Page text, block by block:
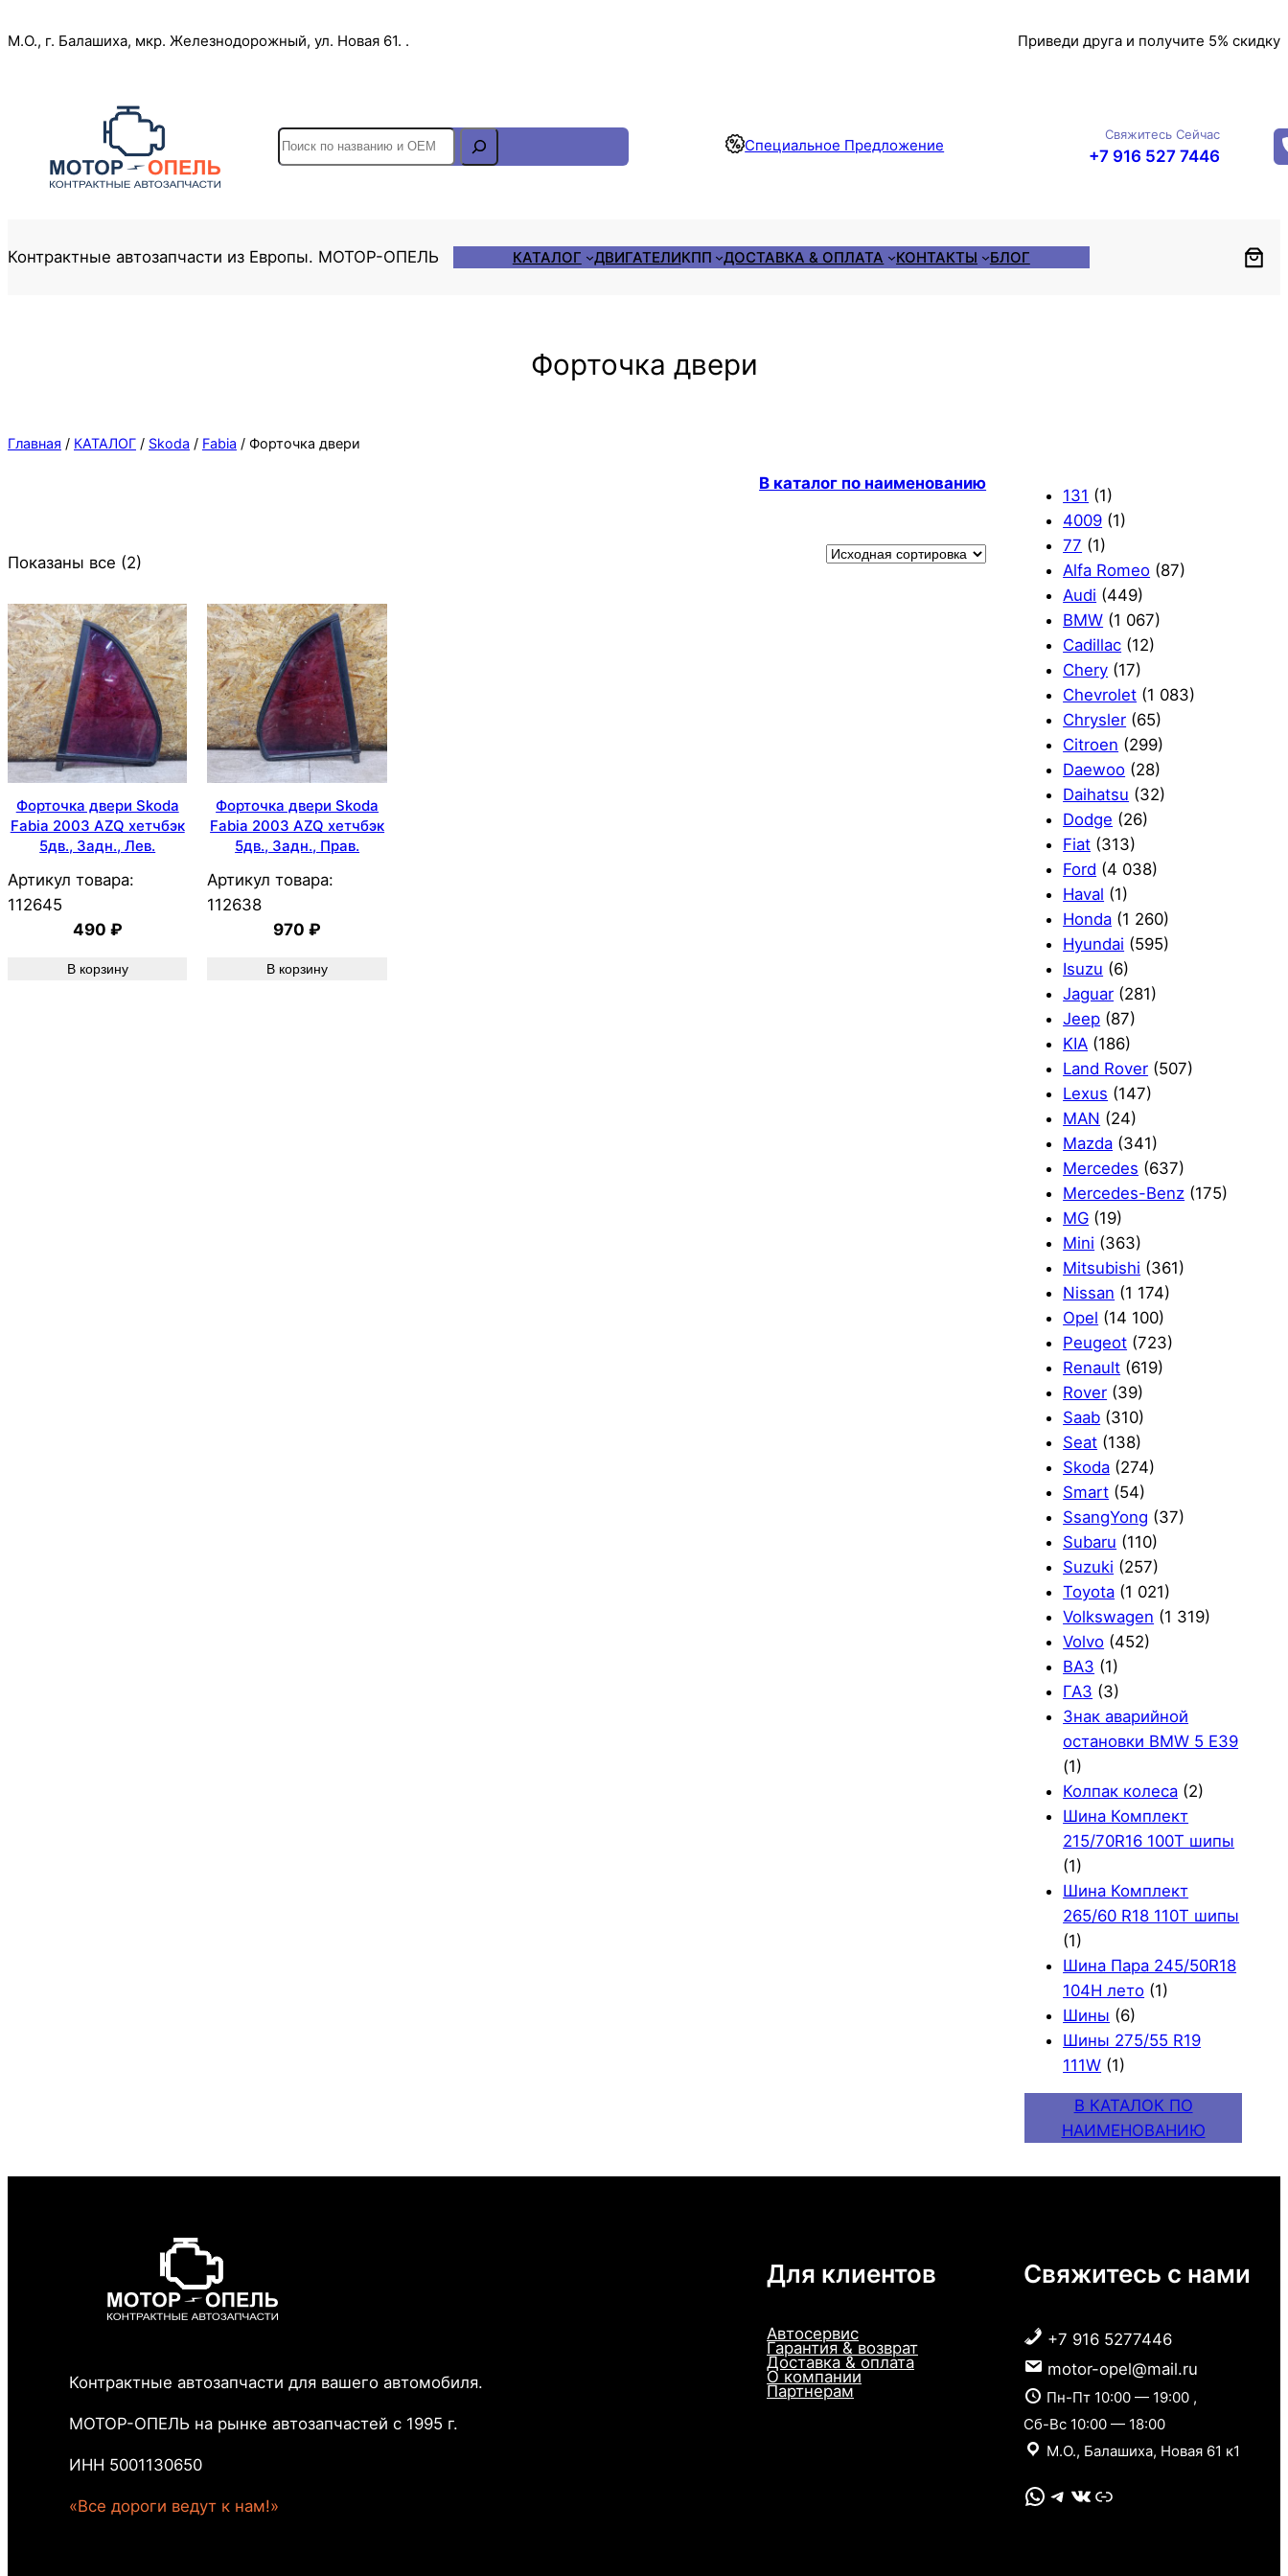
к
М.О., г. Балашиха, мкр. Железнодорожный, ул. Новая 61. . Приведи друга и получите 5% скидку
S
e
h
Специальное Предложение
Свяжитесь Сейчас
+7 916 527 7446
Контрактные автозапчасти из Европы. МОТОР-ОПЕЛЬ КАТАЛОГ ДВИГАТЕЛИКПП ДОСТАВКА & ОПЛАТА КОНТАКТЫ БЛОГ
Форточка двери
Главная / КАТАЛОГ / Skoda / Fabia / Форточка двери
В каталог по наименованию
Показаны все (2)
Форточка двери Skoda
Fabia 2003 AZQ хетчбэк
5дв., Задн., Лев.
Артикул товара:
112645
490 ₽
В корзину
Форточка двери Skoda
Fabia 2003 AZQ хетчбэк
5дв., Задн., Прав.
Артикул товара:
112638
970₽
В корзину
131 (1)
4009 (1)
77 (1)
Alfa Romeo (87)
Audi (449)
BMW (1 067)
Cadillac (12)
Chery (17)
Chevrolet (1 083)
Chrysler (65)
Citroen (299)
Daewoo (28)
Daihatsu (32)
Dodge (26)
Fiat (313)
Ford (4 038)
Haval (1)
Honda (1 260)
Hyundai (595)
Isuzu (6)
Jaguar (281)
Jeep (87)
KIA (186)
Land Rover (507)
Lexus (147)
MAN (24)
Mazda (341)
Mercedes (637)
Mercedes-Benz (175)
MG (19)
Mini (363)
Mitsubishi (361)
Nissan (1 174)
Opel (14 100)
Peugeot (723)
Renault (619)
Rover (39)
Saab (310)
Seat (138)
Skoda (274)
Smart (54)
SsangYong (37)
Subaru (110)
Suzuki (257)
Toyota (1 021)
Volkswagen (1 319)
Volvo (452)
ВАЗ (1)
ГАЗ (3)
Знак аварийной
остановки BMW 5 E39
(1)
Колпак колеса (2)
Шина Комплект
215/70R16 100T шипы
(1)
Шина Комплект
265/60 R18 110T шипы
(1)
Шина Пара 245/50R18
104H лето (1)
Шины (6)
Шины 275/55 R19
111W (1)
В КАТАЛОК ПО
НАИМЕНОВАНИЮ
Контрактные автозапчасти для вашего автомобиля.
МОТОР-ОПЕЛЬ на рынке автозапчастей с 1995 г.
ИНН 5001130650
«Все дороги ведут к нам!»
Для клиентов
Автосервис
Гарантия & возврат
Доставка & оплата
О компании
Партнерам
Свяжитесь с нами
+7 916 5277446
motor-opel@mail.ru
Пн-Пт 10:00 — 19:00 ,
Сб-Вс 10:00 — 18:00
М.О., Балашиха, Новая 61 к1
WhatsApp Telegram VK Link